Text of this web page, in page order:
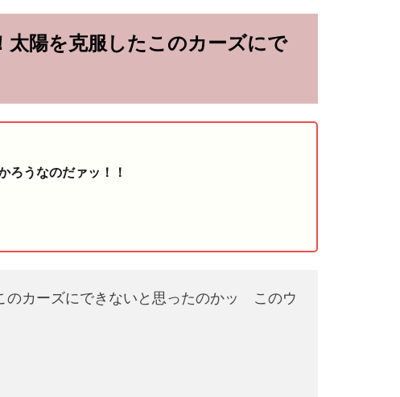
太陽を克服したこのカーズにで
ろうなのだァッ！！
のカーズにできないと思ったのかッ このウ